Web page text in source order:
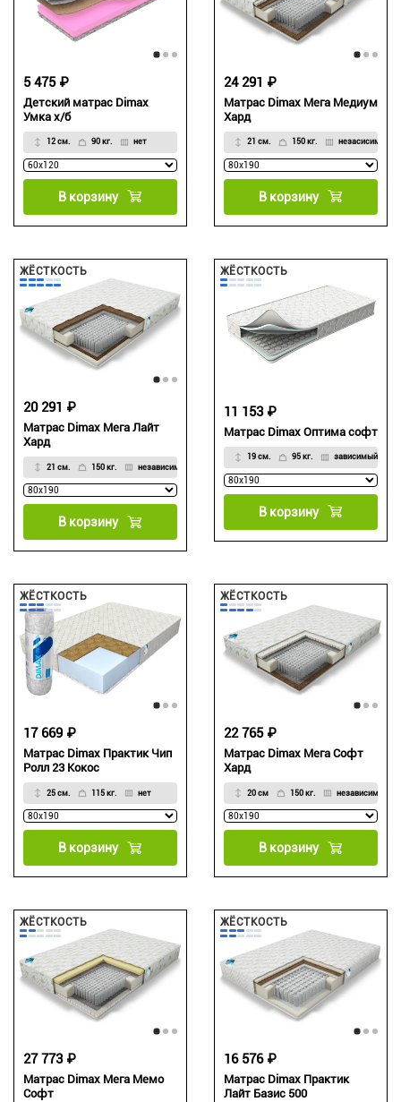
Детский матрас Dimax
Умка х/б
12 см. 90 кг. нет
5 475 ₽
В корзину
Матрас Dimax Мега Медиум
Хард
21 см. 150 кг. незасисимый
24 291 ₽
В корзину
ЖЁСТКОСТЬ
Матрас Dimax Мега Лайт
Хард
21 см. 150 кг. независимый
20 291 ₽
В корзину
ЖЁСТКОСТЬ
Матрас Dimax Оптима софт
19 см. 95 кг. зависимый
11 153 ₽
В корзину
ЖЁСТКОСТЬ
Матрас Dimax Практик Чип
Ролл 23 Кокос
25 см. 115 кг. нет
17 669 ₽
В корзину
ЖЁСТКОСТЬ
Матрас Dimax Мега Софт
Хард
20 см 150 кг. независимый
22 765 ₽
В корзину
ЖЁСТКОСТЬ
Матрас Dimax Мега Мемо
Софт
27 773 ₽
ЖЁСТКОСТЬ
Матрас Dimax Практик
Лайт Базис 500
16 576 ₽